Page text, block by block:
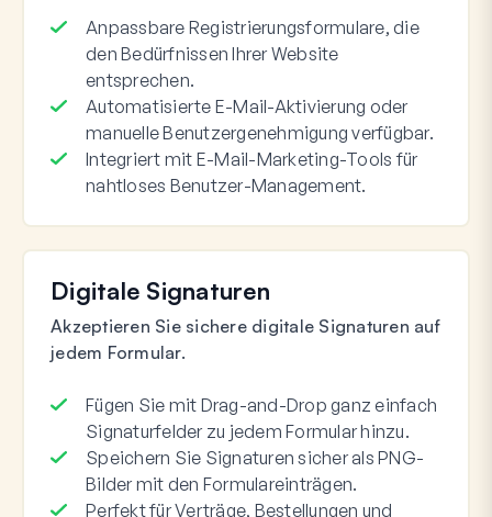
Anpassbare Registrierungsformulare, die
den Bedürfnissen Ihrer Website
entsprechen.
Automatisierte E-Mail-Aktivierung oder
manuelle Benutzergenehmigung verfügbar.
Integriert mit E-Mail-Marketing-Tools für
nahtloses Benutzer-Management.
Digitale Signaturen
Akzeptieren Sie sichere digitale Signaturen auf
jedem Formular.
Fügen Sie mit Drag-and-Drop ganz einfach
Signaturfelder zu jedem Formular hinzu.
Speichern Sie Signaturen sicher als PNG-
Bilder mit den Formulareinträgen.
Perfekt für Verträge, Bestellungen und